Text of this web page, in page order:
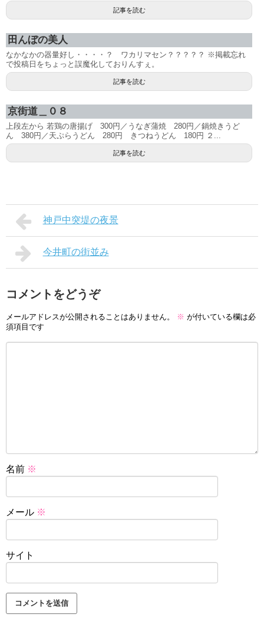
記事を読む
田んぼの美人
なかなかの器量好し・・・・？ ワカリマセン？？？？？ ※掲載忘れ
で投稿日をちょっと誤魔化しておりんすぇ。
記事を読む
京街道＿０８
上段左から 若鶏の唐揚げ 300円／うなぎ蒲焼 280円／鍋焼きうど
ん 380円／天ぷらうどん 280円 きつねうどん 180円 ２...
記事を読む
神戸中突堤の夜景
今井町の街並み
コメントをどうぞ
メールアドレスが公開されることはありません。 ※ が付いている欄は必
須項目です
名前 ※
メール ※
サイト